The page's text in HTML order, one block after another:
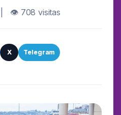
👁 708 visitas
X Telegram